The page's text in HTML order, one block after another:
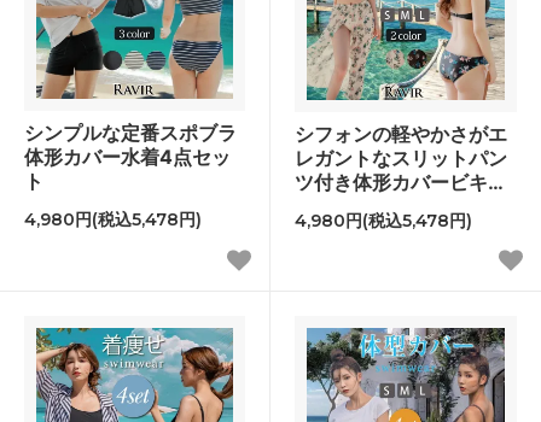
シンプルな定番スポブラ
体形カバー水着4点セッ
ト
4,980円(税込5,478円)
シフォンの軽やかさがエ
レガントなスリットパン
ツ付き体形カバービキニ
4,980円(税込5,478円)